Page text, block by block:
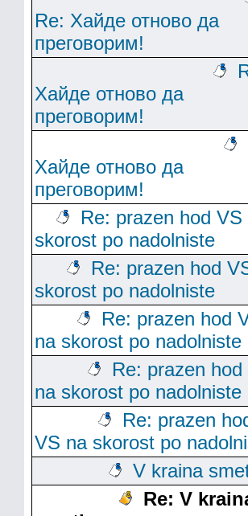
Re: Хайде отново да
преговорим!
Хайде отново да
преговорим!
Хайде отново да
преговорим!
Re: prazen hod VS
skorost po nadolniste
Re: prazen hod
skorost po nadolniste
Re: prazen hod
na skorost po nadolniste
Re: prazen hod
na skorost po nadolniste
Re: prazen
VS na skorost po
V kraina
Re: V